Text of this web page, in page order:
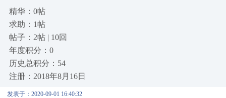
精华：0帖
求助：1帖
帖子：2帖 | 10回
年度积分：0
历史总积分：54
注册：2018年8月16日
发表于：2020-09-01 16:40:32